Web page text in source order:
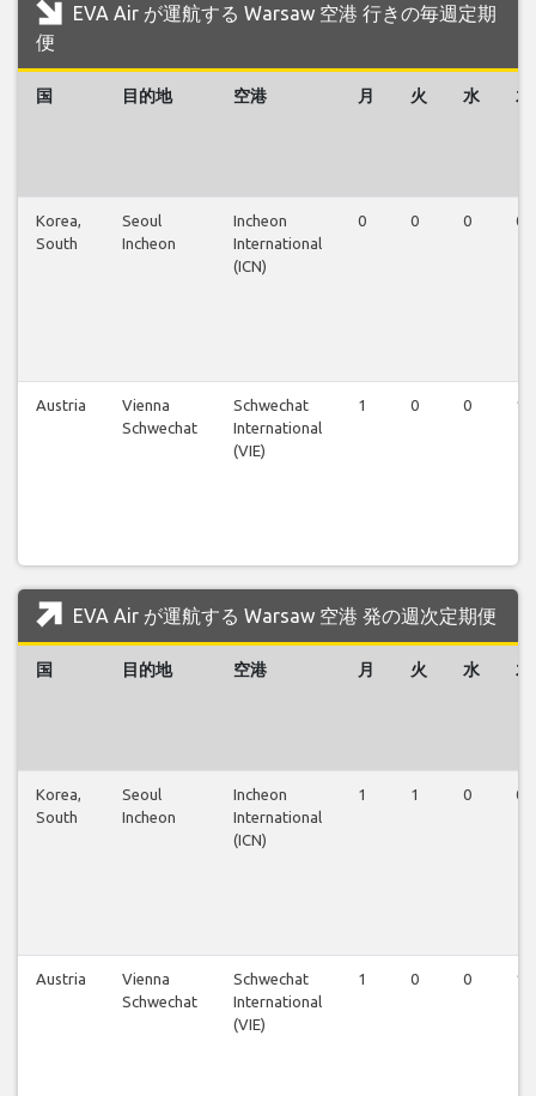
EVA Air が運航する Warsaw 空港 行きの毎週定期
便
国 目的地 空港 月 火 水 木
Korea,
South
Seoul
Incheon
Incheon
International
(ICN)
0 0 0 0
Austria
Vienna
Schwechat
Schwechat
International
(VIE)
1 0 0 1
EVA Air が運航する Warsaw 空港 発の週次定期便
国 目的地 空港 月 火 水 木
Korea,
South
Seoul
Incheon
Incheon
International
(ICN)
1 1 0 0
Austria
Vienna
Schwechat
Schwechat
International
(VIE)
1 0 0 1